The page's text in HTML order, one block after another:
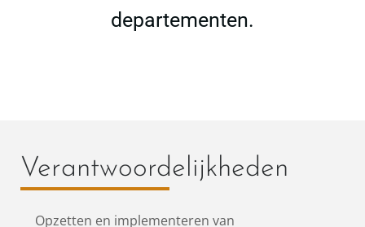
departementen.
Verantwoordelijkheden
Opzetten en implementeren van